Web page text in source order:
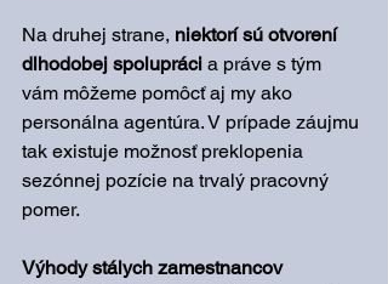
Na druhej strane, niektorí sú otvorení
dlhodobej spolupráci a práve s tým
vám môžeme pomôcť aj my ako
personálna agentúra. V prípade záujmu
tak existuje možnosť preklopenia
sezónnej pozície na trvalý pracovný
pomer.
Výhody stálych zamestnancov